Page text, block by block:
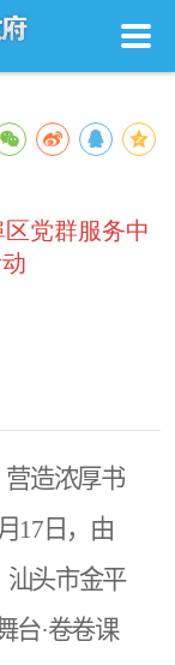
党群服务中
造浓厚书
17日，由
汕头市金平
台·卷卷课